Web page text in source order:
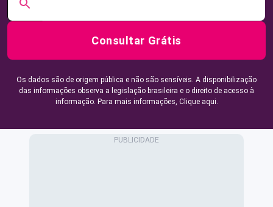
Consultar Grátis
Os dados são de origem pública e não são sensíveis. A disponibilização
das informações observa a legislação brasileira e o direito de acesso à
informação. Para mais informações, Clique aqui.